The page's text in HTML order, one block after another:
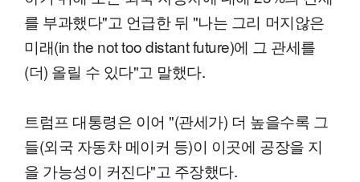
를 부과했다"고 언급한 뒤 "나는 그리 머지않은
미래(in the not too distant future)에 그 관세를
(더) 올릴 수 있다"고 말했다.
트럼프 대통령은 이어 "(관세가) 더 높을수록 그
들(외국 자동차 메이커 등)이 이곳에 공장을 지
을 가능성이 커진다"고 주장했다.